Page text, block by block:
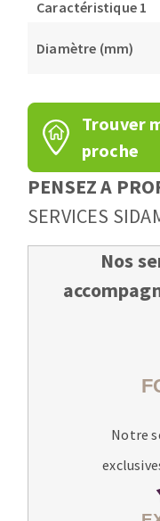
Tours à métaux
Fraises scies
Rubans
Caractéristique 1
Diamètre (mm)
Trouver
proche
PENSEZ A
SERVICES
Nos
Notre